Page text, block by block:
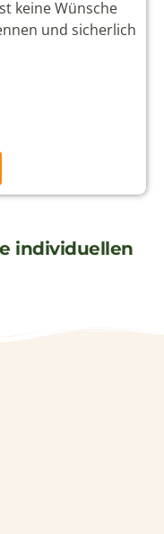
keine Wünsche
und sicherlich
individuellen